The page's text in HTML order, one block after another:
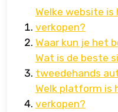
Welke website
verkopen?
Waar kun je het
Wat is de beste
tweedehands
Welk platform is
verkopen?